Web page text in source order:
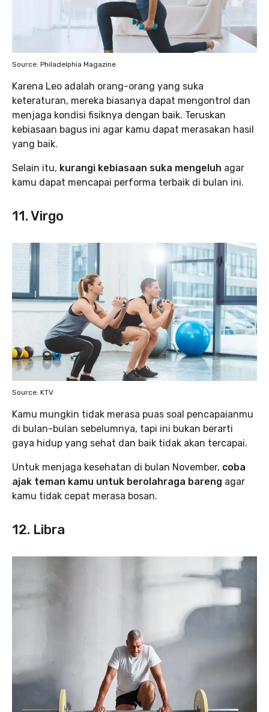
Source: Philadelphia Magazine
Karena Leo adalah orang-orang yang suka
keteraturan, mereka biasanya dapat mengontrol dan
menjaga kondisi fisiknya dengan baik. Teruskan
kebiasaan bagus ini agar kamu dapat merasakan hasil
yang baik.
Selain itu, kurangi kebiasaan suka mengeluh agar
kamu dapat mencapai performa terbaik di bulan ini.
11. Virgo
Source: KTV
Kamu mungkin tidak merasa puas soal pencapaianmu
di bulan-bulan sebelumnya, tapi ini bukan berarti
gaya hidup yang sehat dan baik tidak akan tercapai.
Untuk menjaga kesehatan di bulan November, coba
ajak teman kamu untuk berolahraga bareng agar
kamu tidak cepat merasa bosan.
12. Libra